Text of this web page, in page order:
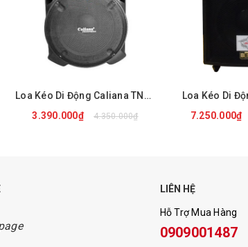
Loa Kéo Di Động Caliana TN15B
3.390.000₫
4.350.000₫
Loa Kéo Di
7.250.000₫
LIÊN HỆ
Hỗ Trợ Mua Hàng
0909001487